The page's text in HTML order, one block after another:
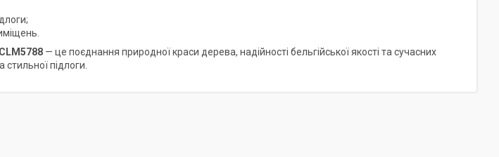
— це поєднання природної краси дерева, надійності бельгійської якості та сучасних
підлоги.